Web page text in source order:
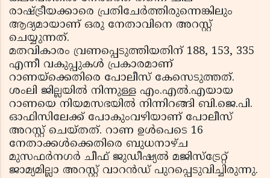
രാഷ്ട്രീയക്കാരെ പ്രതിചേര്‍ത്തിരുന്നെങ്കിലും
ആദ്യമായാണ് ഒരു നേതാവിനെ അറസ്റ്റ്
ചെയ്യുന്നത്.
മതവികാരം വ്രണപ്പെടുത്തിയതിന് 188, 153, 335
എന്നീ വകുപ്പുകള്‍ പ്രകാരമാണ്
റാണയ്ക്കെതിരെ പോലീസ് കേസെടുത്തത്.
ശംലി ജില്ലയില്‍ നിന്നുള്ള എം.എല്‍.എയായ
റാണയെ നിയമസഭയില്‍ നിന്നിറങ്ങി ബി.ജെ.പി.
ഓഫിസിലേക്ക് പോകുംവഴിയാണ് പോലീസ്
അറസ്റ്റ് ചെയ്തത്. റാണ ഉള്‍പെടെ 16
നേതാക്കള്‍ക്കെതിരെ ബുധനാഴ്ച
മുസഫര്‍നഗര്‍ ചീഫ് ജുഡീഷ്യല്‍ മജിസ്‌ട്രേറ്റ്
ജാമ്യമില്ലാ അറസ്റ്റ് വാറന്‍ഡ് പുറപ്പെടുവിച്ചിരുന്നു.